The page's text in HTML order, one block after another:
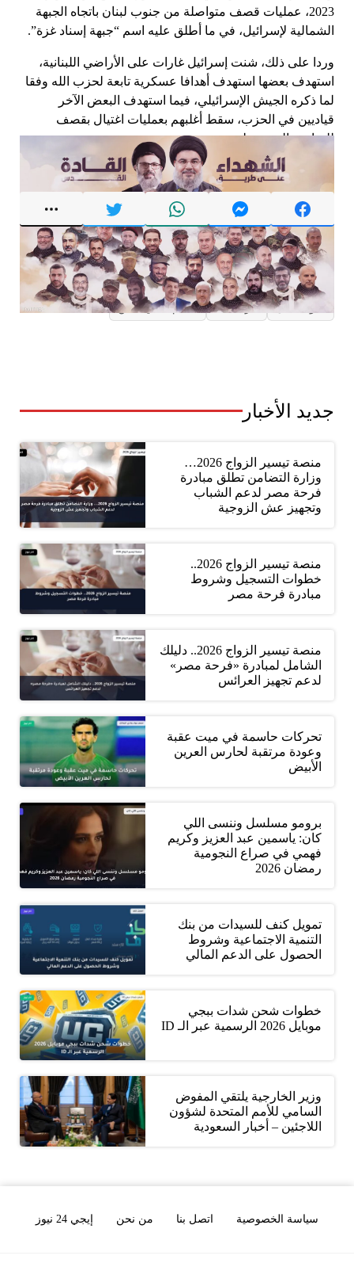
2023، عمليات قصف متواصلة من جنوب لبنان باتجاه الجبهة
الشمالية لإسرائيل، في ما أطلق عليه اسم “جبهة إسناد غزة”.
وردا على ذلك، شنت إسرائيل غارات على الأراضي اللبنانية،
استهدف بعضها استهدف أهدافا عسكرية تابعة لحزب الله وفقا
لما ذكره الجيش الإسرائيلي، فيما استهدف البعض الآخر
قياديين في الحزب، سقط أغلبهم بعمليات اغتيال بقصف
للضاحية الجنوبية لبيروت.
وسوم:
أخبار العالم أمين عام حزب الله إسرائيل
بيروت
جنوب لبنان
حزب الله هاشم صفي الدين
جديد الأخبار
منصة تيسير الزواج 2026…
وزارة التضامن تطلق مبادرة
فرحة مصر لدعم الشباب
وتجهيز عش الزوجية
منصة تيسير الزواج 2026..
خطوات التسجيل وشروط
مبادرة فرحة مصر
منصة تيسير الزواج 2026.. دليلك
الشامل لمبادرة «فرحة مصر»
لدعم تجهيز العرائس
تحركات حاسمة في ميت عقبة
وعودة مرتقبة لحارس العرين
الأبيض
برومو مسلسل وننسى اللي
كان: ياسمين عبد العزيز وكريم
فهمي في صراع النجومية
رمضان 2026
تمويل كنف للسيدات من بنك
التنمية الاجتماعية وشروط
الحصول على الدعم المالي
خطوات شحن شدات ببجي
موبايل 2026 الرسمية عبر الـ ID
وزير الخارجية يلتقي المفوض
السامي للأمم المتحدة لشؤون
اللاجئين – أخبار السعودية
سياسة الخصوصية اتصل بنا من نحن إيجي 24 نيوز